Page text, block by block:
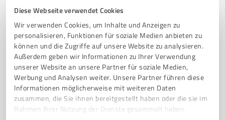
Diese Webseite verwendet Cookies
Wir verwenden Cookies, um Inhalte und Anzeigen zu
personalisieren, Funktionen für soziale Medien anbieten zu
können und die Zugriffe auf unsere Website zu analysieren.
Außerdem geben wir Informationen zu Ihrer Verwendung
unserer Website an unsere Partner für soziale Medien,
Werbung und Analysen weiter. Unsere Partner führen diese
Informationen möglicherweise mit weiteren Daten
zusammen, die Sie ihnen bereitgestellt haben oder die sie im
Rahmen Ihrer Nutzung der Dienste gesammelt haben.
Tennis und Padel in Langenfeld
TENNISVEREIN PADEL JUGENDABTEILUNG SCHNUPPERTRAINING
FREIZEITSPIELER MANNSCHAFTSSPORT TENNISPLÄTZE TURNIERE
LANGENFELD SPORTGEMEINSCHAFT KINDERTRAINING
VEREINSLEBEN
Lindberghstraße 71, 40764 Langenfeld (Rheinland)
info@gwl-tennis.de www.gwl-tennis.de/